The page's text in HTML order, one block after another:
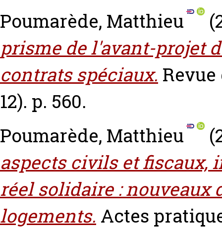
Poumarède, Matthieu
prisme de l'avant-projet
contrats spéciaux.
12). p. 560.
Poumarède, Matthieu
aspects civils et
réel solidaire : nouveaux
logements. Actes